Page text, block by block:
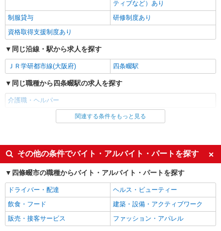
ティブなど）あり
制服貸与
研修制度あり
資格取得支援制度あり
同じ沿線・駅から求人を探す
ＪＲ学研都市線(大阪府) 四条畷駅
同じ職種から四条畷駅の求人を探す
介護職・ヘルパー
同じ雇用形態から四条畷駅の求人を探す
同じ特徴から四条畷駅の求人を探す
入社日応相談
未経験歓迎
経験者・有資格者歓迎
新卒・第二新卒歓迎
女性活躍中
主婦・主夫歓迎
フリーター歓迎
学歴不問
ブランクOK
ミドル（40代～）活躍中
関連する条件をもっと見る
その他の条件でバイト・アルバイト・パートを探す
四條畷市の職種からバイト・アルバイト・パートを探す
ドライバー・配達
ヘルス・ビューティー
飲食・フード
建築・設備・アクティブワーク
販売・接客サービス
ファッション・アパレル